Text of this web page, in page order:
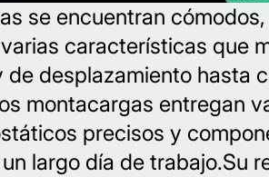
se encuentran
características que
desplazamiento
montacargas entregan
precisos y
largo día de